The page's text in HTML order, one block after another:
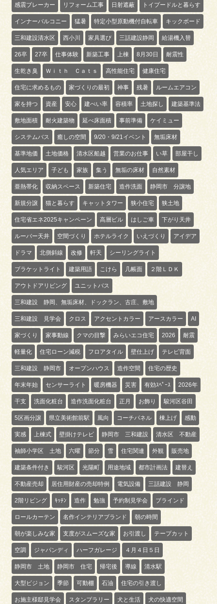
感震ブレーカー リフォーム工事 日射遮蔽 トイプードルと暮らす
インナーバルコニー 猛暑 特定小型原動機付自転車 キックボード
三和建設清水区 西小川 家具選び 三話建設静岡 給湯機入替
26卒 27卒 仕事体験 新築工事 上棟 8月30日 耐震性
生乾き臭 Ｗｉｔｈ Ｃａｔｓ 高性能住宅 健康住宅
住宅に求めるもの 家づくりの最初 神事 残暑 ルームエアコン
家を持つ 資産 安心 建ぺい率 容積率 土地探し 建築基準法
敷地面積 耐火建築物 延べ床面積 事前準備 ケイミュー
システムバス 癒しの空間 9/20・9/21イベント 無垢床材
基準地価 土地価格 清水区船越 営業のお仕事 い草 部屋干し
人気エリア 子ども 家族 集う 無垢の床材 自然素材
亜熱帯化 収納スペース 新築住宅 造作洗面 静岡市 分譲地
新規分譲 猫と暮らす キャットタワー 狭小住宅 狭土地
住宅省エネ2025キャンペーン 高層ビル はしご車 下がり天井
ルーバー天井 空間づくり ホテルライク いえづくり アイデア
ドラマ 北側斜線 改修 軒天 シーリングライト
ブラケットライト 建築用語 こけら 几帳面 ２階ＬＤＫ
アウトドアリビング ユニットバス
三和建設 静岡、無垢床材、ドックラン、古庄、敷地
三和建設 見学会 クロス アクセントカラー アースカラー AI
家づくり 家事動線 クマの目撃 みらいエコ住宅 2026 耐震
軽量化 住宅ローン減税 フロアタイル 壁仕上げ テレビ背面
三和建設 静岡市 オープンハウス 造作空間 住宅の歴史
年末年始 センサーライト 暖房機器 災害 有効ｽﾍﾟｰｽ 2026年
干支 洗面化粧台 造作洗面化粧台 正月 お飾り 駿河区谷田
5区画分譲 県立美術館前駅 風向 コーチパネル 棟上げ 感動
実感 上棟式 壁掛けテレビ 静岡市 三和建設 清水区 不動産
袖師小学区 土地 六曜 節分 雪 住宅関連 外観 販売地
建築条件付き 駿河区 光陽町 用途地域 都市計画法 建替え
不動産売却 居住用財産の売却特例 電気設備 三話建設 静岡
2階リビング ｷｯﾁﾝ 造作 勉強 予約制見学会 ブラインド
ロールカーテン 名作インテリアブランド 朝の時間
朝が楽しみな家 支度がスムーズな家 お引渡し テープカット
空調 ジャパンディ ハーフガレージ ４月４日５日
静岡市 土地 静岡市 住宅 帰宅後 導線 清水駅
大型ビジョン 季節 可動棚 石油 住宅の引き渡し
お施主様邸見学会 スタンプラリー 犬と生活 犬の快適空間